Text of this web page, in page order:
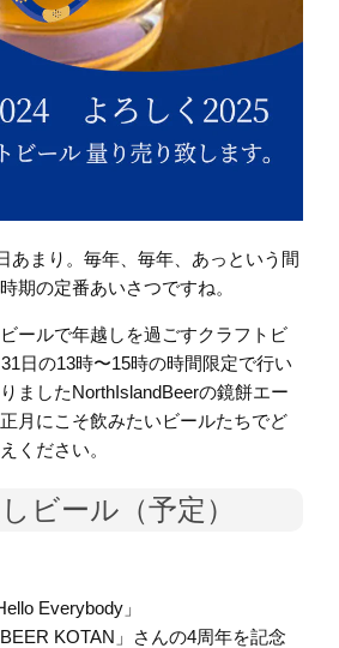
あまり。毎年、毎年、あっという間
期の定番あいさつですね。
ールで年越しを過ごすクラフトビ
日の13時〜15時の時間限定で行い
ましたNorthIslandBeerの鏡餅エー
月にこそ飲みたいビールたちでど
ください。
ビール（予定）
Everybody」
KOTAN」さんの4周年を記念